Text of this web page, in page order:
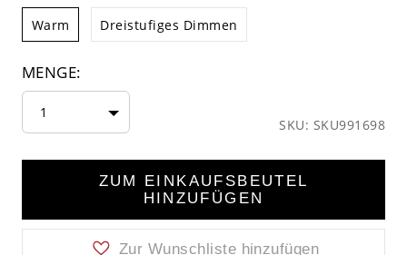
Warm Dreistufiges Dimmen
MENGE:
1
SKU: SKU991698
ZUM EINKAUFSBEUTEL
HINZUFÜGEN
Zur Wunschliste hinzufügen